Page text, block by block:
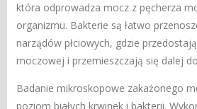
która odprowadza mocz z pęcherza
organizmu. Bakterie są łatwo
narządów płciowych, gdzie
moczowej i przemieszczają się dalej
Badanie mikroskopowe zakażonego
poziom białych krwinek i bakterii.